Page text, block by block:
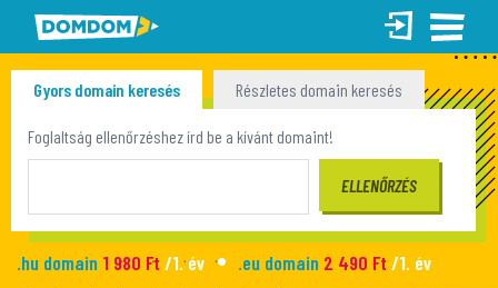
Gyors domain keresés
Részletes domain keresés
Tömeges domain keresés
Foglaltság ellenőrzéshez írd be a kívánt domaint!
.hu domain 1 980 Ft /1. év .eu domain 2 490 Ft /1. év